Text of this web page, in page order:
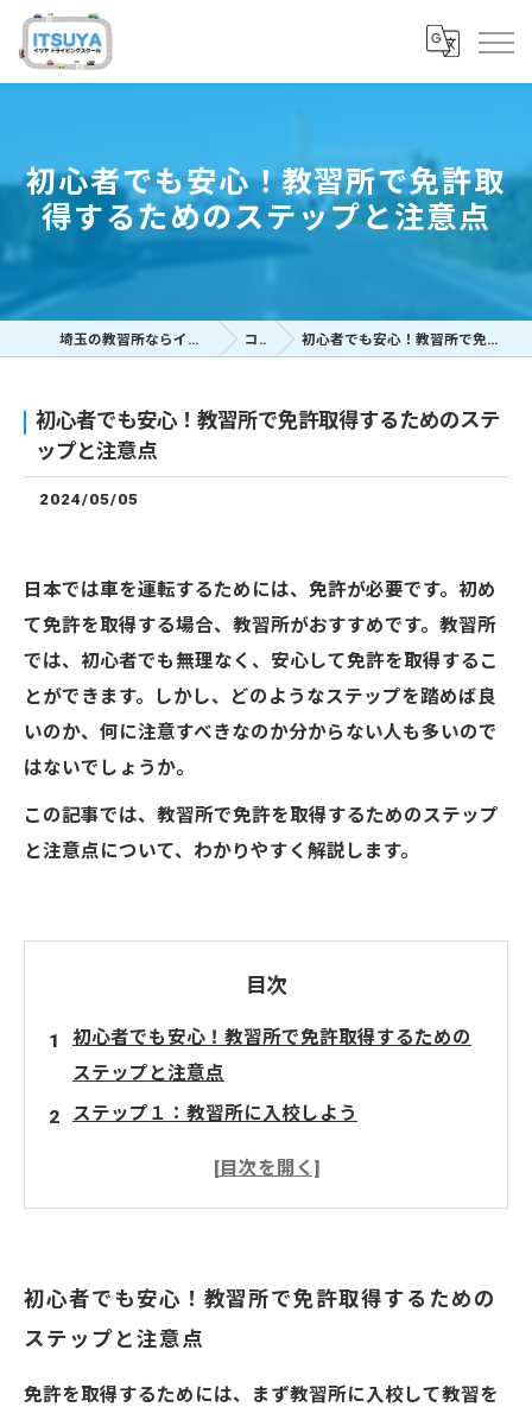
初心者でも安心！教習所で免許取
得するためのステップと注意点
埼玉の教習所ならイツヤドライビングスクール コラム 初心者でも安心！教習所で免許取得するためのステップと注意点
初心者でも安心！教習所で免許取得するためのステ
ップと注意点
2024/05/05
日本では車を運転するためには、免許が必要です。初め
て免許を取得する場合、教習所がおすすめです。教習所
では、初心者でも無理なく、安心して免許を取得するこ
とができます。しかし、どのようなステップを踏めば良
いのか、何に注意すべきなのか分からない人も多いので
はないでしょうか。
この記事では、教習所で免許を取得するためのステップ
と注意点について、わかりやすく解説します。
目次
初心者でも安心！教習所で免許取得するための
ステップと注意点
ステップ１：教習所に入校しよう
ステップ２：教習を受けよう
さいたま市にある当教習所
初心者でも安心！教習所で免許取得するための
ステップと注意点
免許を取得するためには、まず教習所に入校して教習を